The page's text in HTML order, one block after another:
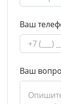
Ваш
Ваш